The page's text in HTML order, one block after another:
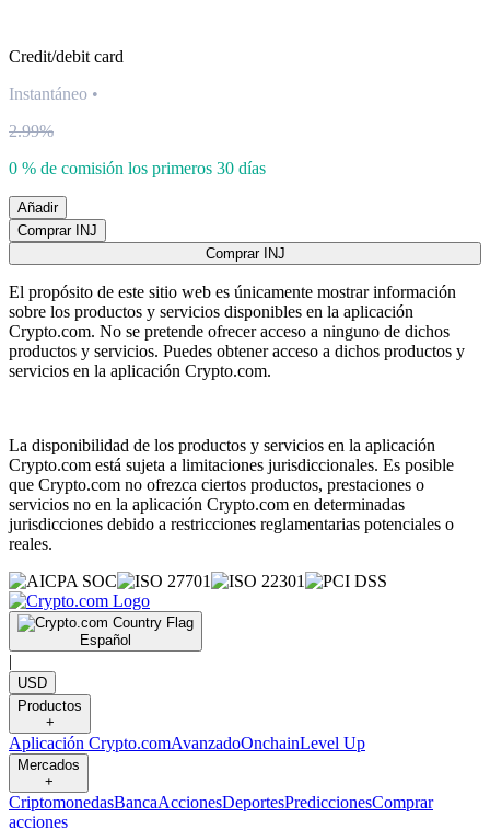
Credit/debit card
Instantáneo •
2.99%
0 % de comisión los primeros 30 días
Añadir
Comprar INJ
Comprar INJ
El propósito de este sitio web es únicamente mostrar información
sobre los productos y servicios disponibles en la aplicación
Crypto.com. No se pretende ofrecer acceso a ninguno de dichos
productos y servicios. Puedes obtener acceso a dichos productos y
servicios en la aplicación Crypto.com.
La disponibilidad de los productos y servicios en la aplicación
Crypto.com está sujeta a limitaciones jurisdiccionales. Es posible
que Crypto.com no ofrezca ciertos productos, prestaciones o
servicios no en la aplicación Crypto.com en determinadas
jurisdicciones debido a restricciones reglamentarias potenciales o
reales.
Español
|
USD
Productos
+
Aplicación Crypto.comAvanzadoOnchainLevel Up
Mercados
+
CriptomonedasBancaAccionesDeportesPrediccionesComprar
acciones